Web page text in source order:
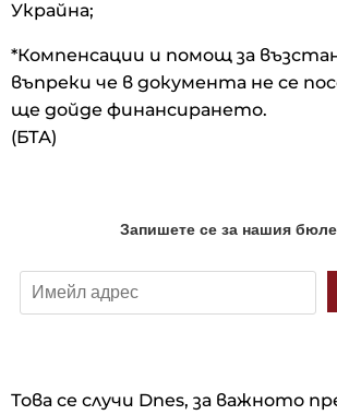
Украйна;
*Компенсации и помощ за
въпреки че в документа не се
ще дойде финансирането.
(БТА)
Това се случи Dnes, за важното